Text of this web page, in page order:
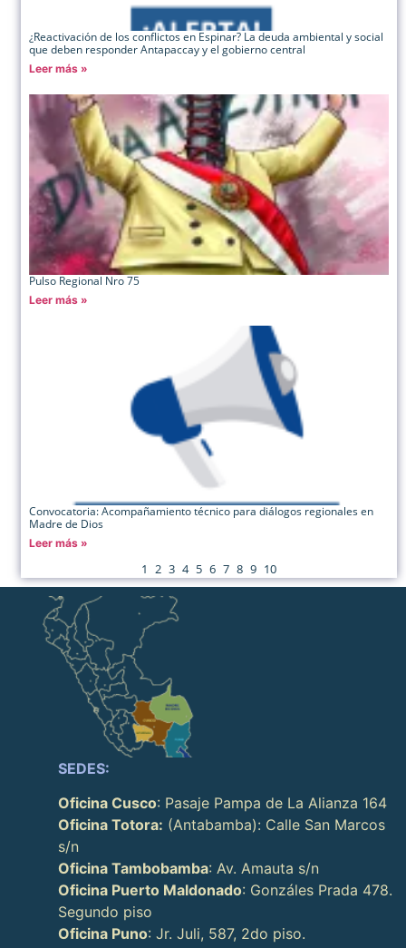
¿Reactivación de los conflictos en Espinar? La deuda ambiental y social
que deben responder Antapaccay y el gobierno central
Leer más »
Pulso Regional Nro 75
Leer más »
Convocatoria: Acompañamiento técnico para diálogos regionales en
Madre de Dios
Leer más »
1 2 3 4 5 6 7 8 9 10
SEDES:
Oficina Cusco: Pasaje Pampa de La Alianza 164
Oficina Totora: (Antabamba): Calle San Marcos
s/n
Oficina Tambobamba: Av. Amauta s/n
Oficina Puerto Maldonado: Gonzáles Prada 478.
Segundo piso
Oficina Puno: Jr. Juli, 587, 2do piso.